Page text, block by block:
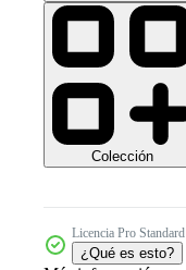
Colección
Licencia Pro Standard
¿Qué es esto?